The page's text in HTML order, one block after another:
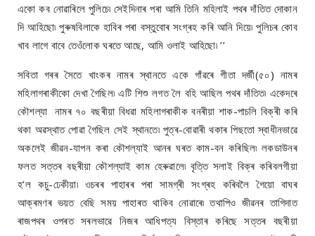
একো কব নোৱাৰিলে পুলিচে৷ সেইদিনাৰ পৰা আমি তিনি মহিলাই পথৰ দাঁতিত দোকান
দি আহিছো৷ পুৰুষবিলাকে হাবিৰ পৰা বস্তুবোৰ সংগ্ৰহ কৰি আনি দিয়ে৷ পুলিচৰ কোব
খাব লাগে বাবে তেওঁলোক ঘৰতে আছে, আমি ওলাই আহিছো৷ ’’
সবিতা গৰৰ সৈতে খাংকৰ নামৰ স্থানতে একে গাঁৱৰে গীতা দৰ্জী(৫০) নামৰ
মহিলাগৰাকীকো দেখা গৈছিল৷ এটি শিশু লগত লৈ বহি আছিল পথৰ দাঁতিত৷ একেদৰে
কৌশল্যা নামৰ ৭০ বছৰীয়া বিধৱা মহিলাগৰাকীক বনৰীয়া শাক-পাচলি বিক্ৰী কৰি
থকা অৱস্থাত পোৱা গৈছিল সেই স্থানতে৷ পুত্ৰ-বোৱাৰী থকাৰ পিছতো স্বাধীনভাৱে
অকলেই জীৱন-যাপন কৰা কৌশল্যাই আনৰ ঘৰত কাম-বন কৰিছিল৷ লকডাউনৰ
ফলত সত্তৰ বছৰীয়া কৌশল্যাই কাম হেৰুৱালে৷ বৃত্তি সলাই বিক্ৰ কৰিবলগীয়া
হ’ল কচু-ঢেকীয়া৷ ওচৰৰ পাহাৰৰ পৰা সামগ্ৰী সংগ্ৰহ কৰিবলৈ গৈয়ো বাঘৰ
আক্ৰমণৰ ভয়ত বেছি সময় পাহাৰত থাকিব নোৱাৰে৷ তথাপিও জীৱনৰ তাগিদাত
ৰাজপথৰ ওপৰত সৰলভাৱে নিজৰ আধিপত্য বিস্তাৰ কৰিছে সত্তৰ বছৰীয়া